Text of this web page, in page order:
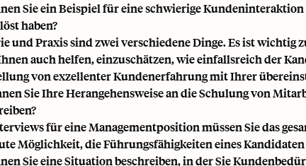
Sie ein Beispiel für eine schwierige
haben?
und Praxis sind zwei verschiedene Dinge. Es ist wichtig
auch helfen, einzuschätzen, wie einfallsreich der
von exzellenter Kundenerfahrung mit Ihrer
Sie Ihre Herangehensweise an die Schulung von
für eine Managementposition müssen Sie das
Möglichkeit, die Führungsfähigkeiten eines
Sie eine Situation beschreiben, in der Sie